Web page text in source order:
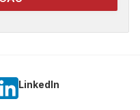
Linkedln